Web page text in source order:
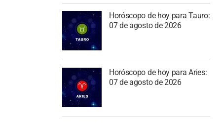
Horóscopo de hoy para Tauro:
07 de agosto de 2026
Horóscopo de hoy para Aries:
07 de agosto de 2026